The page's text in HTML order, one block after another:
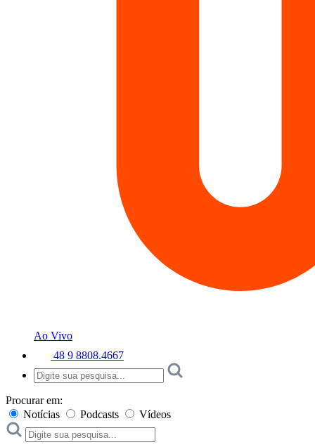
Ao Vivo
48 9 8808.4667
Procurar em:
Notícias
Podcasts Vídeos